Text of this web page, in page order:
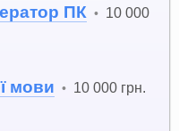
ПК • 10 000
мови • 10 000 грн.